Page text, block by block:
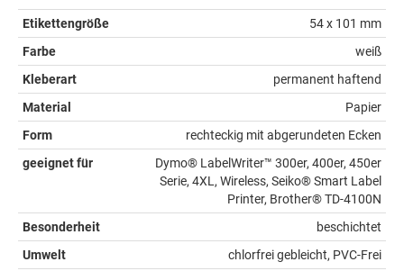
Etikettengröße
54 x 101 mm
Farbe
weiß
Kleberart
permanent haftend
Material
Papier
Form
rechteckig mit abgerundeten Ecken
geeignet für
Dymo® LabelWriter™ 300er, 400er, 450er
Serie, 4XL, Wireless, Seiko® Smart Label
Printer, Brother® TD-4100N
Besonderheit
beschichtet
Umwelt
chlorfrei gebleicht, PVC-Frei